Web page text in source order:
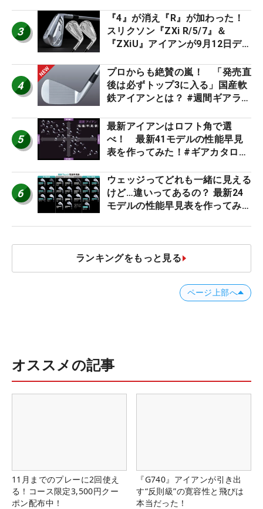
ー』 #女子プロセッティング
3
『4』が消え『R』が加わった！
スリクソン『ZXi R/5/7』＆
『ZXiU』アイアンが9月12日デ
4
プロからも絶賛の嵐！ 「発売直
後は必ずトップ3に入る」国産軟
鉄アイアンとは？ #週間ギアラン
5
最新アイアンはロフト角で選
べ！ 最新41モデルの性能早見
表を作ってみた！#ギアカタログ
6
ウェッジってどれも一緒に見える
けど…違いってあるの？ 最新24
モデルの性能早見表を作ってみ
ランキングをもっと見る
ページ上部へ
オススメの記事
11月までのプレーに2回使え
る！コース限定3,500円クー
ポン配布中！
『G740』アイアンが引き出
す“反則級”の寛容性と飛びは
本当だった！